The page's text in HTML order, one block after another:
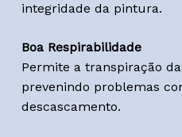
integridade da pintura.
Boa Respirabilidade
Permite a transpiração
prevenindo problemas
descascamento.